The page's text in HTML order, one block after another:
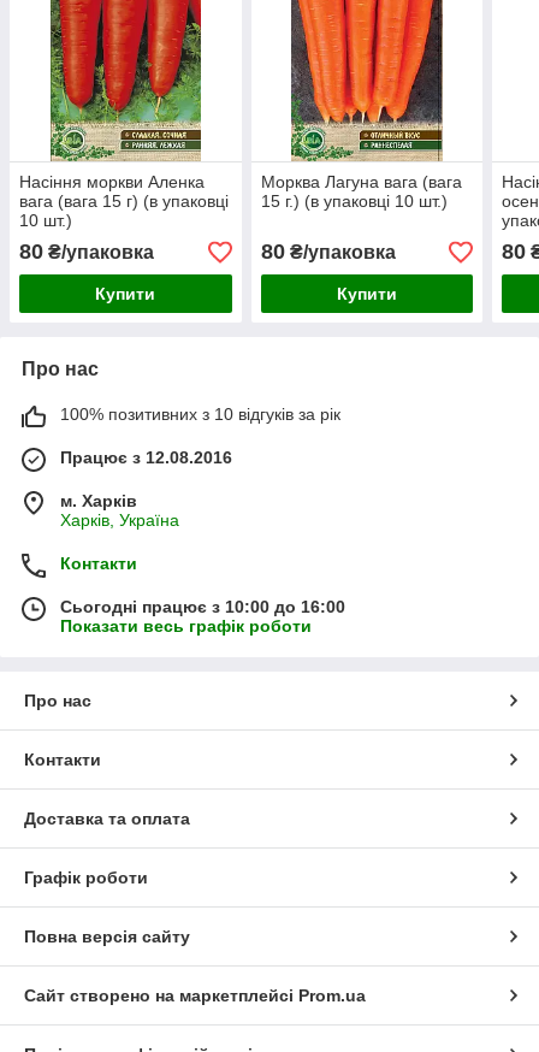
Насіння моркви Аленка
вага (вага 15 г) (в упаковці
10 шт.)
80 ₴/упаковка
Купити
Морква Лагуна вага (вага
15 г.) (в упаковці 10 шт.)
80₴/упаковка
Купити
80
Про нас
100% позитивних з 10 відгуків за рік
Працює з 12.08.2016
м. Харків
Харків, Україна
Контакти
Сьогодні працює з 10:00 до 16:00
Показати весь графік роботи
Про нас
Контакти
Доставка та оплата
Графік роботи
Повна версія сайту
Сайт створено на маркетплейсі Prom.ua